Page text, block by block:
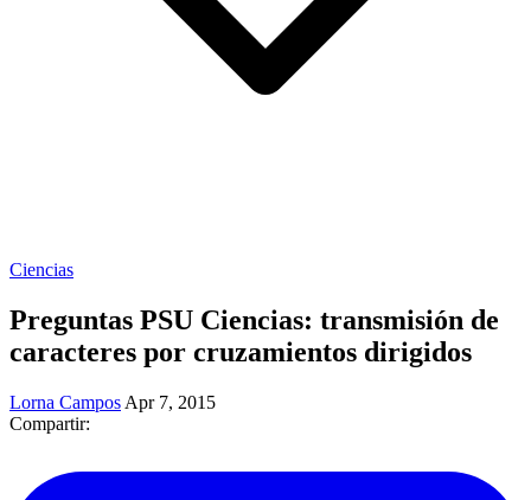
Ciencias
Preguntas PSU Ciencias: transmisión de
caracteres por cruzamientos dirigidos
Lorna Campos Apr 7, 2015
Compartir: